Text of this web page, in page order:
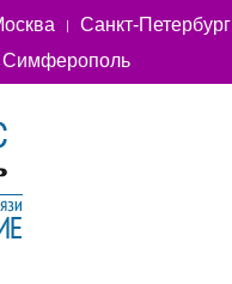
Санкт-Петербург
Симферополь